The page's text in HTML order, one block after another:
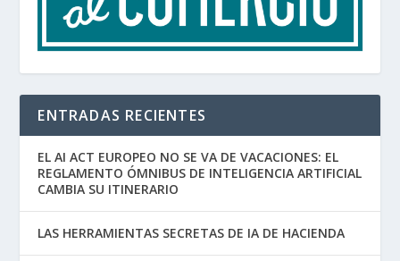
ENTRADAS RECIENTES
EL AI ACT EUROPEO NO SE VA DE VACACIONES: EL
REGLAMENTO ÓMNIBUS DE INTELIGENCIA ARTIFICIAL
CAMBIA SU ITINERARIO
LAS HERRAMIENTAS SECRETAS DE IA DE HACIENDA